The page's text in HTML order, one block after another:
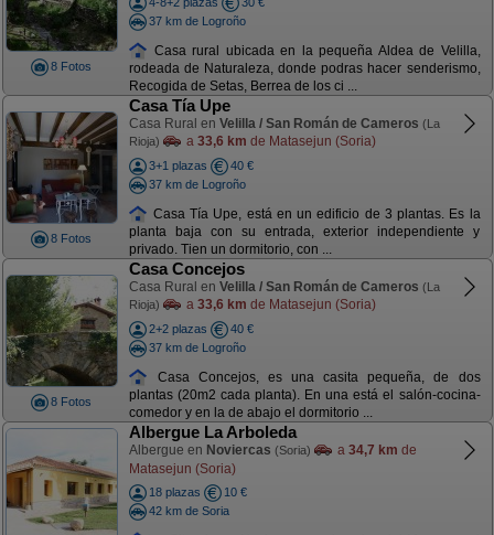
8 Fotos
37 km de Logroño
Casa rural ubicada en la pequeña Aldea de Velilla,
rodeada de Naturaleza, donde podras hacer senderismo,
Recogida de Setas, Berrea de los ci ...
8 Fotos
Casa Tía Upe
Casa Rural en Velilla / San Román de Cameros (La
Rioja)
a 33,6 km de Matasejun (Soria)
3+1 plazas
40 €
37 km de Logroño
Casa Tía Upe, está en un edificio de 3 plantas. Es la
planta baja con su entrada, exterior independiente y
privado. Tien un dormitorio, con ...
8 Fotos
Casa Concejos
Casa Rural en Velilla / San Román de Cameros (La
Rioja)
a 33,6 km de Matasejun (Soria)
2+2 plazas
40 €
37 km de Logroño
Casa Concejos, es una casita pequeña, de dos
plantas (20m2 cada planta). En una está el salón-cocina-
comedor y en la de abajo el dormitorio ...
Albergue La Arboleda
Albergue en Noviercas (Soria) a 34,7 km de
Matasejun (Soria)
18 plazas
10 €
42 km de Soria